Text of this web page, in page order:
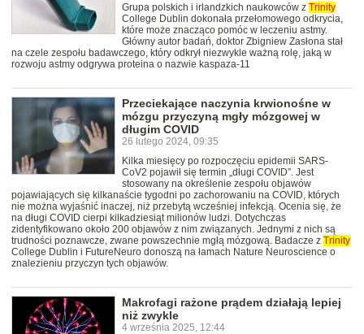
Grupa polskich i irlandzkich naukowców z Trinity
College Dublin dokonała przełomowego odkrycia,
które może znacząco pomóc w leczeniu astmy.
Główny autor badań, doktor Zbigniew Zasłona stał
na czele zespołu badawczego, który odkrył niezwykle ważną rolę, jaką w
rozwoju astmy odgrywa proteina o nazwie kaspaza-11
Przeciekające naczynia krwionośne w
mózgu przyczyną mgły mózgowej w
długim COVID
26 lutego 2024, 09:35
Kilka miesięcy po rozpoczęciu epidemii SARS-
CoV2 pojawił się termin „długi COVID”. Jest
stosowany na określenie zespołu objawów
pojawiających się kilkanaście tygodni po zachorowaniu na COVID, których
nie można wyjaśnić inaczej, niż przebytą wcześniej infekcją. Ocenia się, że
na długi COVID cierpi kilkadziesiąt milionów ludzi. Dotychczas
zidentyfikowano około 200 objawów z nim związanych. Jednymi z nich są
trudności poznawcze, zwane powszechnie mgłą mózgową. Badacze z Trinity
College Dublin i FutureNeuro donoszą na łamach Nature Neuroscience o
znalezieniu przyczyn tych objawów.
Makrofagi rażone prądem działają lepiej
niż zwykle
4 września 2025, 12:44